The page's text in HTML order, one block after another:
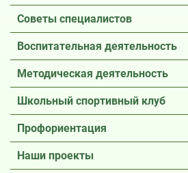
Советы специалистов
Воспитательная деятельность
Методическая деятельность
Школьный спортивный клуб
Профориентация
Наши проекты